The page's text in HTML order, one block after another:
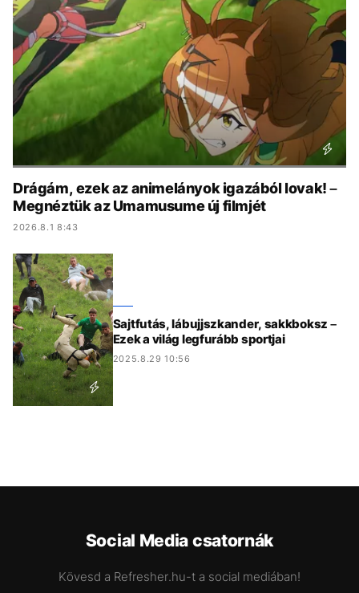
KÖZÉLET UTAZÁS
ÉLETMÓD DESIGN
BESZÉLGETÉSEK ARCOK
TÖRTÉNETEK
GASZTRO
Drágám, ezek az animelányok igazából lovak! –
Megnéztük az Umamusume új filmjét
2026.8.1 8:43
Sajtfutás, lábujjszkander, sakkboksz –
Ezek a világ legfurább sportjai
2025.8.29 10:56
Social Media csatornák
Kövesd a Refresher.hu-t a social mediában!